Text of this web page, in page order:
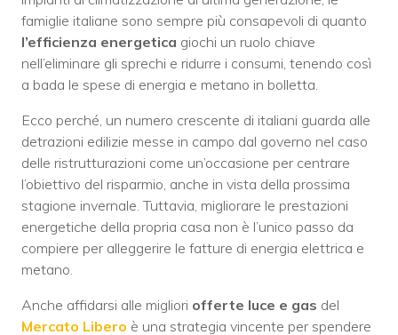
famiglie italiane sono sempre più consapevoli di quanto
l’efficienza energetica giochi un ruolo chiave
nell’eliminare gli sprechi e ridurre i consumi, tenendo così
a bada le spese di energia e metano in bolletta.
Ecco perché, un numero crescente di italiani guarda alle
detrazioni edilizie messe in campo dal governo nel caso
delle ristrutturazioni come un’occasione per centrare
l’obiettivo del risparmio, anche in vista della prossima
stagione invernale. Tuttavia, migliorare le prestazioni
energetiche della propria casa non è l’unico passo da
compiere per alleggerire le fatture di energia elettrica e
metano.
Anche affidarsi alle migliori offerte luce e gas del
Mercato Libero è una strategia vincente per spendere